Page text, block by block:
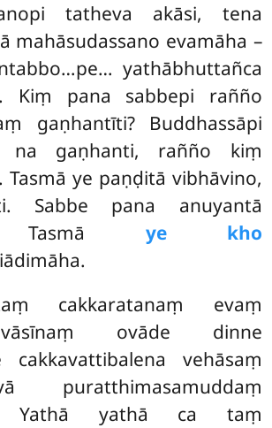
tatheva akāsi, tena
mahāsudassano evamāha –
yathābhuttañca
Kiṃ pana sabbepi rañño
gaṇhantīti? Buddhassāpi
na gaṇhanti, rañño kiṃ
Tasmā ye paṇḍitā vibhāvino,
Sabbe pana anuyantā
Tasmā ye kho
cakkaratanaṃ evaṃ
ovāde dinne
cakkavattibalena vehāsaṃ
puratthimasamuddaṃ
Yathā yathā ca taṃ